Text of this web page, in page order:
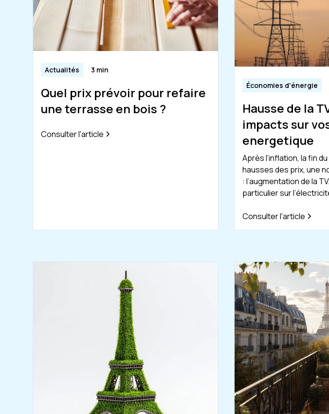
Actualités 3 min
Quel prix prévoir pour refaire
une terrasse en bois ?
Consulter l'article
Économies d'énergie
Hausse de la
impacts sur
energetique
Après l’inflation, la fin
hausses des prix, une
: l’augmentation de la
particulier sur
Consulter l'article